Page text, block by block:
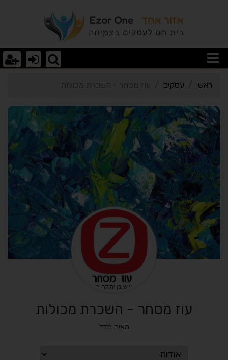
פרטי כרטיס העסק עוז
ראשי עסקים עוז מסחר - השכרת מכולות
עוז מסחר - השכרת מכולות
מאיה חדד